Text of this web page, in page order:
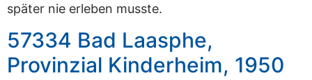
später nie erleben musste.
57334 Bad Laasphe,
Provinzial Kinderheim, 1950